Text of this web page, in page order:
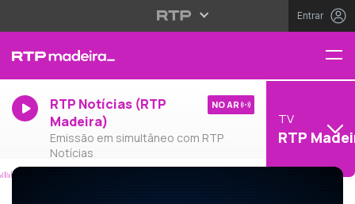
Entrar
RTP Notícias (RTP
Madeira)
Emissão em simultâneo com RTP
Notícias
NO AR
TV
RTP